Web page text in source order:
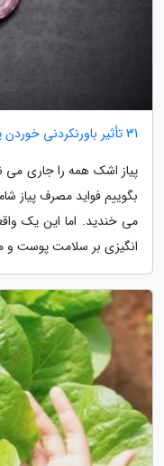
31 تأثیر باورنکردنی خوردن پیاز بر سلامتی بدن، پوست و مو
پیاز اشک همه را جاری می
بگوییم فواید مصرف پیاز
می خندید. اما این یک
انگیزی بر سلامت پوست و